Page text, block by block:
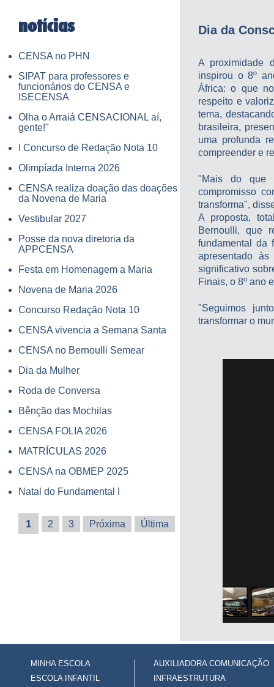
notícias
CENSA no PHN
SIPAT para professores e
funcionários do CENSA e
ISECENSA
Olha o Arraiá CENSACIONAL aí,
gente!"
I Concurso de Redação Nota 10
Olimpíada Interna 2026
CENSA realiza doação das doações
da Novena de Maria
Vestibular 2027
Posse da nova diretoria da
APPCENSA
Festa em Homenagem a Maria
Novena de Maria 2026
Concurso Redação Nota 10
CENSA vivencia a Semana Santa
CENSA no Bernoulli Semear
Dia da Mulher
Roda de Conversa
Bênção das Mochilas
CENSA FOLIA 2026
MATRÍCULAS 2026
CENSA na OBMEP 2025
Natal do Fundamental I
1 2 3 Próxima Última
Dia da
A proximidade
inspirou o 8º
África: o que
respeito e
tema,
brasileira,
uma profunda
compreender e
"Mais do que
compromisso
transforma",
A proposta,
Bernoulli, que
fundamental da
apresentado
significativo
Finais, o 8º ano
"Seguimos
transformar o
MINHA ESCOLA
ESCOLA INFANTIL
AUXILIADORA COMUNICAÇÃO
INFRAESTRUTURA